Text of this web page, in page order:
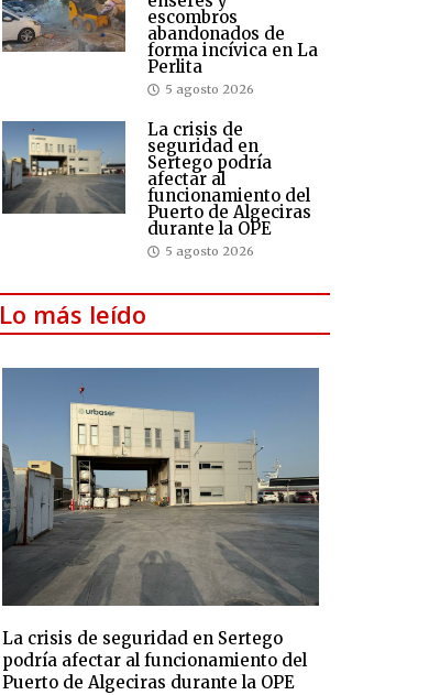
escombros
abandonados de
forma incívica en La
Perlita
5 agosto 2026
La crisis de
seguridad en
Sertego podría
afectar al
funcionamiento del
Puerto de Algeciras
durante la OPE
5 agosto 2026
Lo más leído
La crisis de seguridad en Sertego
podría afectar al funcionamiento del
Puerto de Algeciras durante la OPE